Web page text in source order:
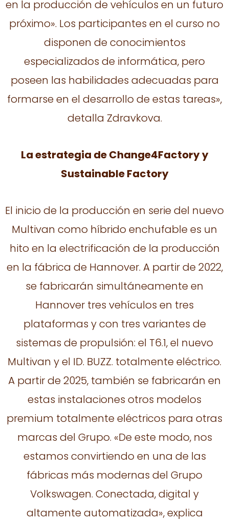
en la producción de vehículos en un futuro
próximo». Los participantes en el curso no
disponen de conocimientos
especializados de informática, pero
poseen las habilidades adecuadas para
formarse en el desarrollo de estas tareas»,
detalla Zdravkova.
La estrategia de Change4Factory y
Sustainable Factory
El inicio de la producción en serie del nuevo
Multivan como híbrido enchufable es un
hito en la electrificación de la producción
en la fábrica de Hannover. A partir de 2022,
se fabricarán simultáneamente en
Hannover tres vehículos en tres
plataformas y con tres variantes de
sistemas de propulsión: el T6.1, el nuevo
Multivan y el ID. BUZZ. totalmente eléctrico.
A partir de 2025, también se fabricarán en
estas instalaciones otros modelos
premium totalmente eléctricos para otras
marcas del Grupo. «De este modo, nos
estamos convirtiendo en una de las
fábricas más modernas del Grupo
Volkswagen. Conectada, digital y
altamente automatizada», explica